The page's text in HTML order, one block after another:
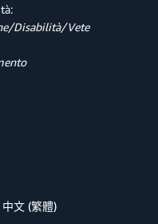
Disabilità/Vete
中文 (繁體)